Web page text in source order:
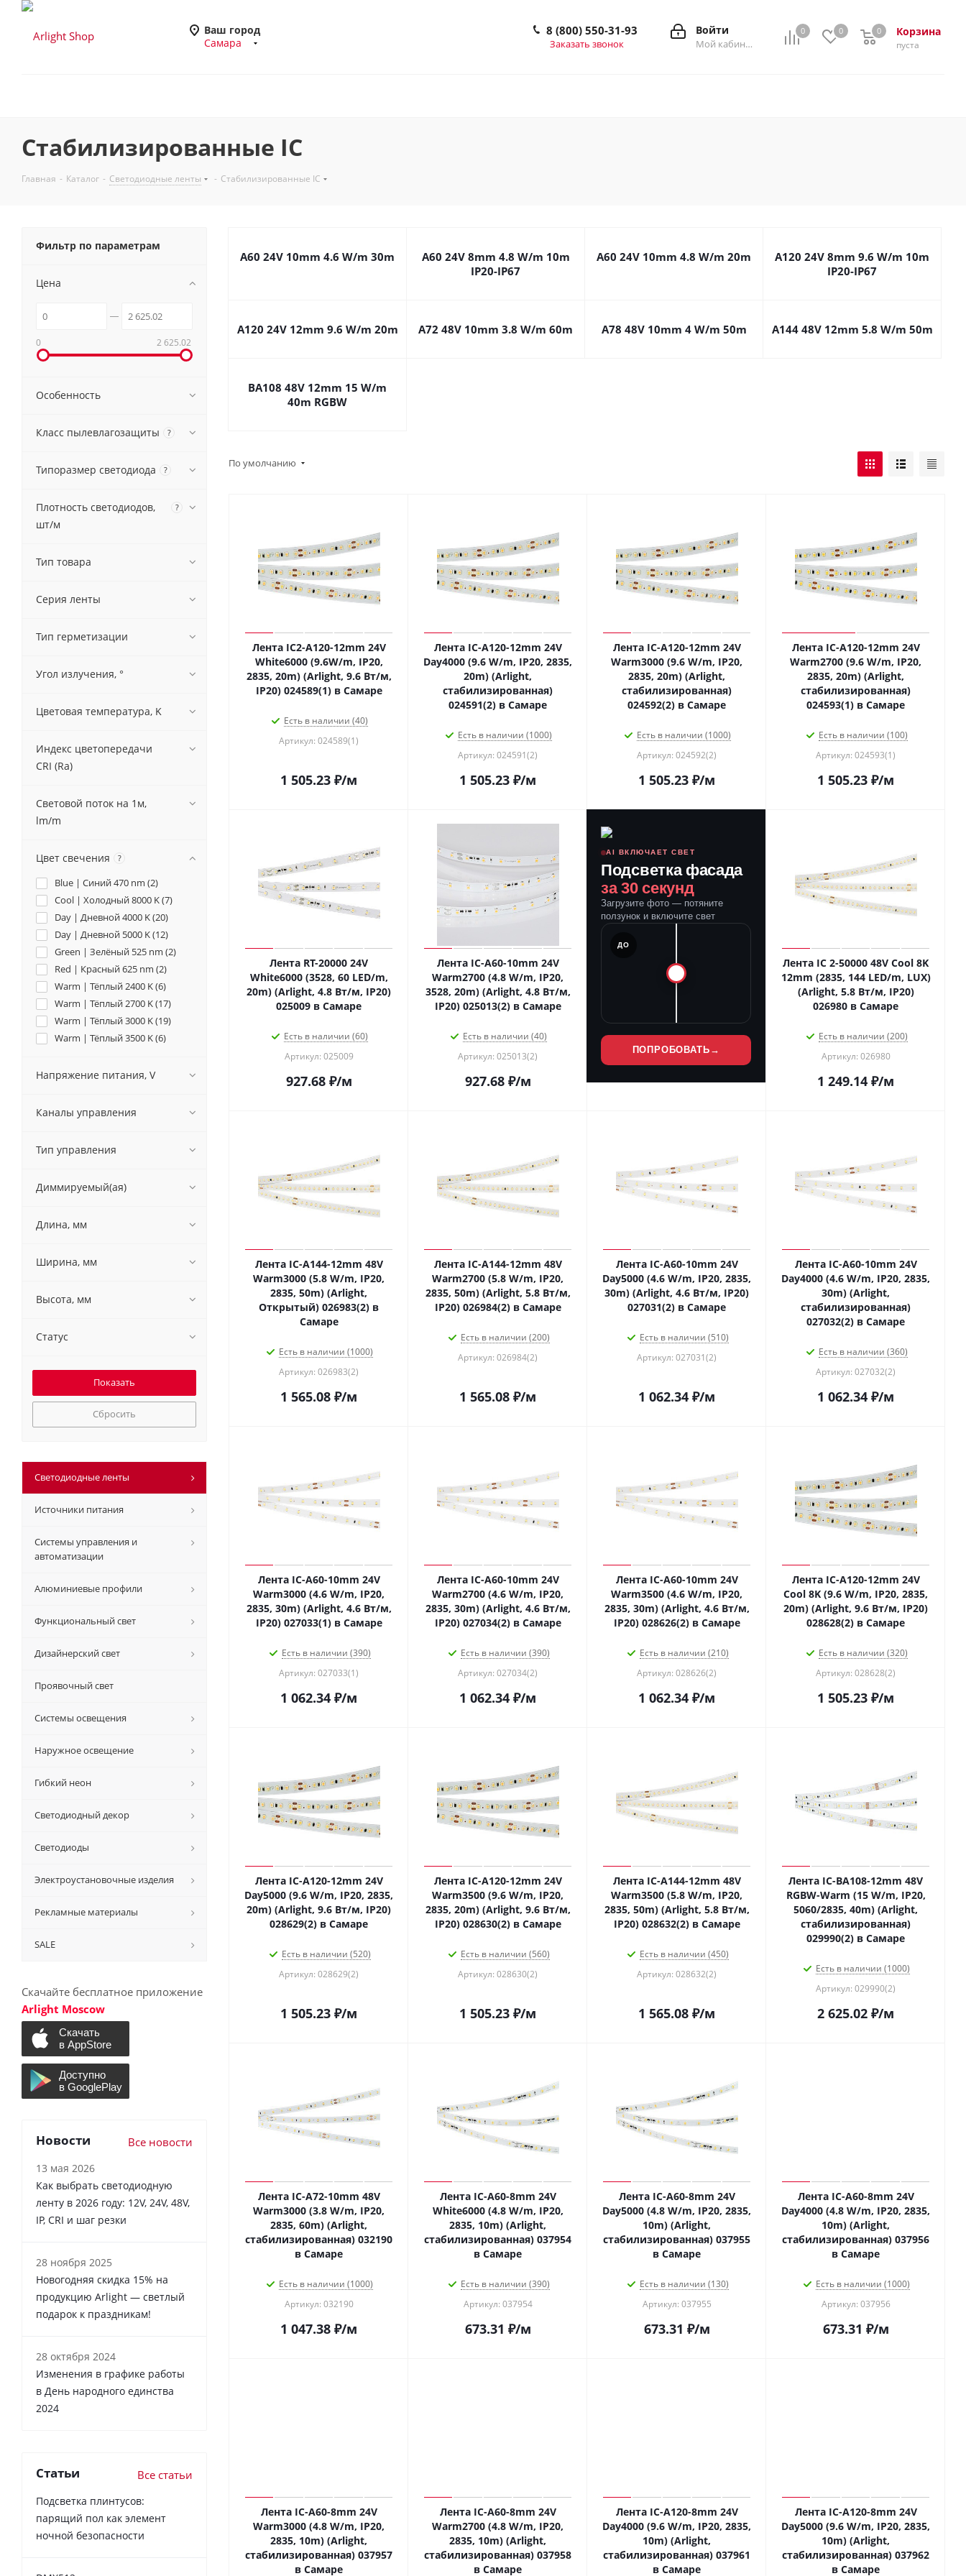
Ваш город
Самара
0 0 Корзина
0
пуста
0
Войти
Мой кабинет
8 (800) 550-31-93
Заказать звонок
Стабилизированные IC
Главная - Каталог - Светодиодные ленты - Стабилизированные IC
A60 24V 10mm 4.6 W/m 30m
A60 24V 8mm 4.8 W/m 10m
IP20-IP67
A60 24V 10mm 4.8 W/m 20m
A120 24V 8mm 9.6 W/m 10m
IP20-IP67
A120 24V 12mm 9.6 W/m 20m A72 48V 10mm 3.8 W/m 60m A78 48V 10mm 4 W/m 50m A144 48V 12mm 5.8 W/m 50m
BA108 48V 12mm 15 W/m
40m RGBW
По умолчанию
Лента IC2-A120-12mm 24V
White6000 (9.6W/m, IP20,
2835, 20m) (Arlight, 9.6 Вт/м,
IP20) 024589(1) в Самаре
Есть в наличии (40)
Артикул: 024589(1)
1 505.23 ₽/м
Лента IC-A120-12mm 24V
Day4000 (9.6 W/m, IP20, 2835,
20m) (Arlight,
стабилизированная)
024591(2) в Самаре
Есть в наличии (1000)
Артикул: 024591(2)
1 505.23 ₽/м
Лента IC-A120-12mm 24V
Warm3000 (9.6 W/m, IP20,
2835, 20m) (Arlight,
стабилизированная)
024592(2) в Самаре
Есть в наличии (1000)
Артикул: 024592(2)
1 505.23 ₽/м
Лента IC-A120-12mm 24V
Warm2700 (9.6 W/m, IP20,
2835, 20m) (Arlight,
стабилизированная)
024593(1) в Самаре
Есть в наличии (100)
Артикул: 024593(1)
1 505.23 ₽/м
Лента RT-20000 24V
White6000 (3528, 60 LED/m,
20m) (Arlight, 4.8 Вт/м, IP20)
025009 в Самаре
Есть в наличии (60)
Артикул: 025009
927.68₽/м
Лента IC-A60-10mm 24V
Warm2700 (4.8 W/m, IP20,
3528, 20m) (Arlight, 4.8 Вт/м,
IP20) 025013(2) в Самаре
Есть в наличии (40)
Артикул: 025013(2)
927.68₽/м
AI ВКЛЮЧАЕТ СВЕТ
Подсветка фасада
за 30 секунд
Загрузите фото — потяните
ползунок и включите свет
ДО
ПОСЛЕ
ПОПРОБОВАТЬ →
Лента IC 2-50000 48V Cool 8K
12mm (2835, 144 LED/m, LUX)
(Arlight, 5.8 Вт/м, IP20)
026980 в Самаре
Есть в наличии (200)
Артикул: 026980
1 249.14 ₽/м
Лента IC-A144-12mm 48V
Warm3000 (5.8 W/m, IP20,
2835, 50m) (Arlight,
Открытый) 026983(2) в
Самаре
Есть в наличии (1000)
Артикул: 026983(2)
1 565.08 ₽/м
Лента IC-A144-12mm 48V
Warm2700 (5.8 W/m, IP20,
2835, 50m) (Arlight, 5.8 Вт/м,
IP20) 026984(2) в Самаре
Есть в наличии (200)
Артикул: 026984(2)
1 565.08 ₽/м
Лента IC-A60-10mm 24V
Day5000 (4.6 W/m, IP20, 2835,
30m) (Arlight, 4.6 Вт/м, IP20)
027031(2) в Самаре
Есть в наличии (510)
Артикул: 027031(2)
1 062.34 ₽/м
Лента IC-A60-10mm 24V
Day4000 (4.6 W/m, IP20, 2835,
30m) (Arlight,
стабилизированная)
027032(2) в Самаре
Есть в наличии (360)
Артикул: 027032(2)
1 062.34 ₽/м
Лента IC-A60-10mm 24V
Warm3000 (4.6 W/m, IP20,
2835, 30m) (Arlight, 4.6 Вт/м,
IP20) 027033(1) в Самаре
Есть в наличии (390)
Артикул: 027033(1)
1 062.34 ₽/м
Лента IC-A60-10mm 24V
Warm2700 (4.6 W/m, IP20,
2835, 30m) (Arlight, 4.6 Вт/м,
IP20) 027034(2) в Самаре
Есть в наличии (390)
Артикул: 027034(2)
1 062.34 ₽/м
Лента IC-A60-10mm 24V
Warm3500 (4.6 W/m, IP20,
2835, 30m) (Arlight, 4.6 Вт/м,
IP20) 028626(2) в Самаре
Есть в наличии (210)
Артикул: 028626(2)
1 062.34 ₽/м
Лента IC-A120-12mm 24V
Cool 8K (9.6 W/m, IP20, 2835,
20m) (Arlight, 9.6 Вт/м, IP20)
028628(2) в Самаре
Есть в наличии (320)
Артикул: 028628(2)
1 505.23 ₽/м
Лента IC-A120-12mm 24V
Day5000 (9.6 W/m, IP20, 2835,
20m) (Arlight, 9.6 Вт/м, IP20)
028629(2) в Самаре
Есть в наличии (520)
Артикул: 028629(2)
1 505.23 ₽/м
Лента IC-A120-12mm 24V
Warm3500 (9.6 W/m, IP20,
2835, 20m) (Arlight, 9.6 Вт/м,
IP20) 028630(2) в Самаре
Есть в наличии (560)
Артикул: 028630(2)
1 505.23 ₽/м
Лента IC-A144-12mm 48V
Warm3500 (5.8 W/m, IP20,
2835, 50m) (Arlight, 5.8 Вт/м,
IP20) 028632(2) в Самаре
Есть в наличии (450)
Артикул: 028632(2)
1 565.08 ₽/м
Лента IC-BA108-12mm 48V
RGBW-Warm (15 W/m, IP20,
5060/2835, 40m) (Arlight,
стабилизированная)
029990(2) в Самаре
Есть в наличии (1000)
Артикул: 029990(2)
2 625.02 ₽/м
Лента IC-A72-10mm 48V
Warm3000 (3.8 W/m, IP20,
2835, 60m) (Arlight,
стабилизированная) 032190
в Самаре
Есть в наличии (1000)
Артикул: 032190
1 047.38 ₽/м
Лента IC-A60-8mm 24V
White6000 (4.8 W/m, IP20,
2835, 10m) (Arlight,
стабилизированная) 037954
в Самаре
Есть в наличии (390)
Артикул: 037954
673.31 ₽/м
Лента IC-A60-8mm 24V
Day5000 (4.8 W/m, IP20, 2835,
10m) (Arlight,
стабилизированная) 037955
в Самаре
Есть в наличии (130)
Артикул: 037955
673.31 ₽/м
Лента IC-A60-8mm 24V
Day4000 (4.8 W/m, IP20, 2835,
10m) (Arlight,
стабилизированная) 037956
в Самаре
Есть в наличии (1000)
Артикул: 037956
673.31 ₽/м
Лента IC-A60-8mm 24V
Warm3000 (4.8 W/m, IP20,
2835, 10m) (Arlight,
стабилизированная) 037957
в Самаре
Лента IC-A60-8mm 24V
Warm2700 (4.8 W/m, IP20,
2835, 10m) (Arlight,
стабилизированная) 037958
в Самаре
Лента IC-A120-8mm 24V
Day4000 (9.6 W/m, IP20, 2835,
10m) (Arlight,
стабилизированная) 037961
в Самаре
Лента IC-A120-8mm 24V
Day5000 (9.6 W/m, IP20, 2835,
10m) (Arlight,
стабилизированная) 037962
в Самаре
Фильтр по параметрам
Цена
0 2 625.02
Особенность
Класс пылевлагозащиты ?
Типоразмер светодиода ?
Плотность светодиодов,
шт/м
?
Тип товара
Серия ленты
Тип герметизации
Угол излучения, °
Цветовая температура, K
Индекс цветопередачи
CRI (Ra)
Световой поток на 1м,
lm/m
Цвет свечения ?
Blue | Синий 470 nm (2)
Cool | Холодный 8000 K (7)
Day | Дневной 4000 K (20)
Day | Дневной 5000 K (12)
Green | Зелёный 525 nm (2)
Red | Красный 625 nm (2)
Warm | Тёплый 2400 K (6)
Warm | Тёплый 2700 K (17)
Warm | Тёплый 3000 K (19)
Warm | Тёплый 3500 K (6)
Напряжение питания, V
Каналы управления
Тип управления
Диммируемый(ая)
Длина, мм
Ширина, мм
Высота, мм
Статус
Сбросить
Светодиодные ленты
Источники питания
Системы управления и
автоматизации
Алюминиевые профили
Функциональный свет
Дизайнерский свет
Проявочный свет
Системы освещения
Наружное освещение
Гибкий неон
Светодиодный декор
Светодиоды
Электроустановочные изделия
Рекламные материалы
SALE
Скачайте бесплатное приложение
Arlight Moscow
Новости Все новости
13 мая 2026
Как выбрать светодиодную
ленту в 2026 году: 12V, 24V, 48V,
IP, CRI и шаг резки
28 ноября 2025
Новогодняя скидка 15% на
продукцию Arlight — светлый
подарок к праздникам!
28 октября 2024
Изменения в графике работы
в День народного единства
2024
Статьи Все статьи
Подсветка плинтусов:
парящий пол как элемент
ночной безопасности